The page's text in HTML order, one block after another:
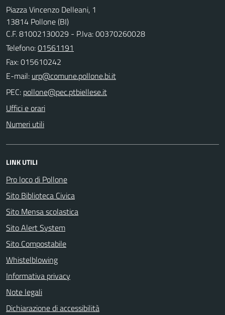
Piazza Vincenzo Delleani, 1
13814 Pollone (BI)
C.F. 81002130029 - P.Iva: 00370260028
Telefono:01561191
Fax: 015610242
E-mail:
PEC:
Uffici e orari
Numeri utili
LINK UTILI
Pro loco di Pollone
Sito Biblioteca Civica
Sito Mensa scolastica
Sito Alert System
Sito Compostabile
Whistelblowing
Informativa privacy
Note legali
Dichiarazione di accessibilità